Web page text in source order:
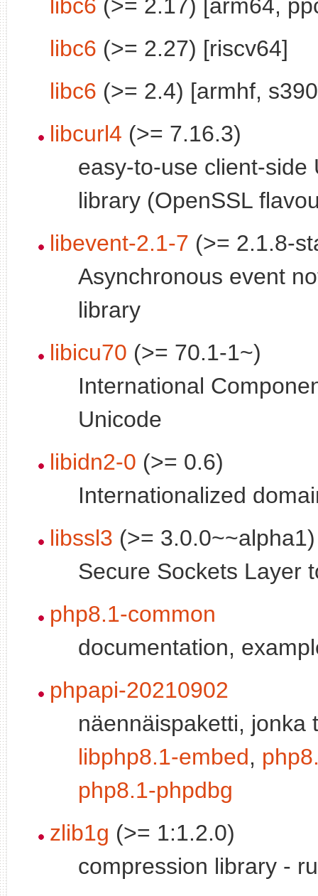
libc6 (>= 2.17) [arm64,
libc6 (>= 2.27) [riscv64]
libc6 (>= 2.4) [armhf,
libcurl4 (>= 7.16.3)
easy-to-use client-side
library (OpenSSL
libevent-2.1-7 (>= 2.1.8-
Asynchronous event
library
libicu70 (>= 70.1-1~)
International
Unicode
libidn2-0 (>= 0.6)
Internationalized
libssl3 (>= 3.0.0~~alpha1)
Secure Sockets Layer
php8.1-common
documentation,
phpapi-20210902
näennäispaketti, jonka
libphp8.1-embed,
php8.1-phpdbg
zlib1g (>= 1:1.2.0)
compression library -